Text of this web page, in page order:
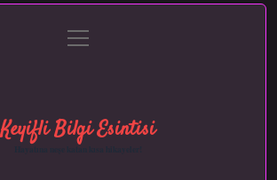
Gizlilik Politikası
menüyü
aç
Keyifli Bilgi Esintisi
Hayatına neşe katan kısa hikayeler!